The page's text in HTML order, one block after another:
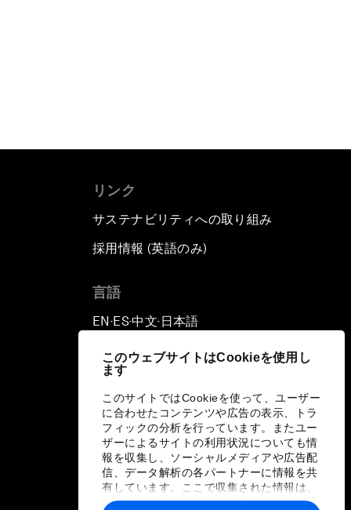
このウェブサイトはCookieを使用し
ます
このサイトではCookieを使って、ユーザー
に合わせたコンテンツや広告の表示、トラ
フィックの分析を行っています。またユー
ザーによるサイトの利用状況についても情
報を収集し、ソーシャルメディアや広告配
信、データ解析の各パートナーに情報を共
有しています。ここで収集された情報は、
ユーザーが各パートナーに提供した他の情
リンク
サステナビリティへの取り組み
採用情報 (英語のみ)
言語
EN ▪ ES▪中文▪ 日本語